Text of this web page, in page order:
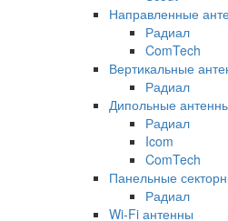
Направленные
Радиал
ComTech
Вертикальные
Радиал
Дипольные
Радиал
Icom
ComTech
Панельные
Радиал
Wi-Fi антенны